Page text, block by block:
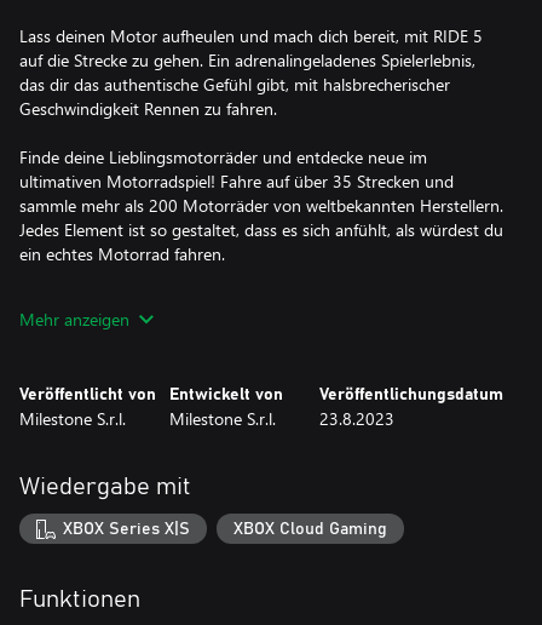
Lass deinen Motor aufheulen und mach dich bereit, mit RIDE 5
auf die Strecke zu gehen. Ein adrenalingeladenes Spielerlebnis,
das dir das authentische Gefühl gibt, mit halsbrecherischer
Geschwindigkeit Rennen zu fahren.
Finde deine Lieblingsmotorräder und entdecke neue im
ultimativen Motorradspiel! Fahre auf über 35 Strecken und
sammle mehr als 200 Motorräder von weltbekannten Herstellern.
Jedes Element ist so gestaltet, dass es sich anfühlt, als würdest du
ein echtes Motorrad fahren.
Es ist nicht immer Geschwindigkeit, die Rennen gewinnt - der
dabei speichern, eine Pause einlegen und später wieder
einsteigen. Achte nur darauf, dass du Benzin und Boxenstopps im
VOM NIEMAND ZUM HELDEN
Starte in deiner Garage, schaffe den Aufstieg und werde im
Fahre gegen immer bessere Rivalen, echte Hindernisse, die
Mehr anzeigen
Veröffentlicht von
Milestone S.r.l.
Entwickelt von
Milestone S.r.l.
Veröffentlichungsdatum
23.8.2023
Wiedergabe mit
XBOX Series X|S XBOX Cloud Gaming
Funktionen